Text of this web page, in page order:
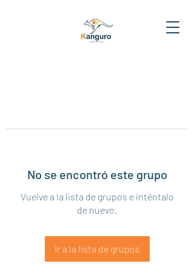
No se encontró este grupo
Vuelve a la lista de grupos e inténtalo
de nuevo.
Ir a la lista de grupos